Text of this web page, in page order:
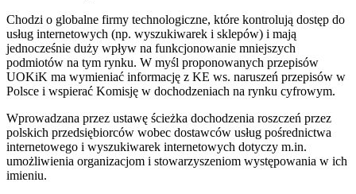
Chodzi o globalne firmy technologiczne, które kontrolują dostęp do
usług internetowych (np. wyszukiwarek i sklepów) i mają
jednocześnie duży wpływ na funkcjonowanie mniejszych
podmiotów na tym rynku. W myśl proponowanych przepisów
UOKiK ma wymieniać informację z KE ws. naruszeń przepisów w
Polsce i wspierać Komisję w dochodzeniach na rynku cyfrowym.
Wprowadzana przez ustawę ścieżka dochodzenia roszczeń przez
polskich przedsiębiorców wobec dostawców usług pośrednictwa
internetowego i wyszukiwarek internetowych dotyczy m.in.
umożliwienia organizacjom i stowarzyszeniom występowania w ich
imieniu.